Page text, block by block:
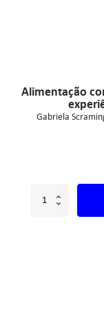
Alimentação
Gabriela